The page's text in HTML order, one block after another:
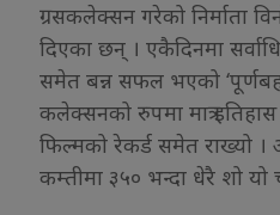
ग्रसकलेक्सन गरेको निर्माता
दिएका छन् । एकैदिनमा
समेत बन्न सफल भएको
कलेक्सनको रुपमा मात्र
फिल्मको रेकर्ड समेत राख्यो
कम्तीमा ३५० भन्दा धेरै शो यो